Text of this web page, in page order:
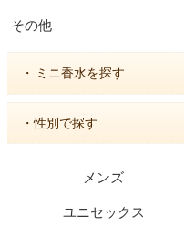
その他
・ ミニ香水を探す
・性別で探す
メンズ
ユニセックス